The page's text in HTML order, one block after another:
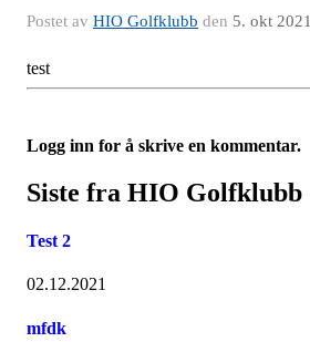
Postet av HIO Golfklubb den 5. okt 2021
test
Logg inn for å skrive en kommentar.
Siste fra HIO Golfklubb
Test 2
02.12.2021
mfdk